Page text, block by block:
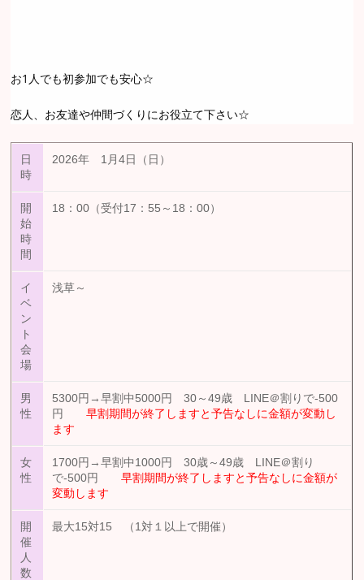
お1人でも初参加でも安心☆
恋人、お友達や仲間づくりにお役立て下さい☆
日
時
2026年 1月4日（日）
開
始
時
間
18：00（受付17：55～18：00）
イ
ベ
ン
ト
会
場
浅草～
男
性
5300円→早割中5000円 30～49歳 LINE＠割りで-500
円早割期間が終了しますと予告なしに金額が変動し
ます
女
性
1700円→早割中1000円 30歳～49歳 LINE＠割り
で-500円早割期間が終了しますと予告なしに金額が
変動します
開
催
人
数
最大15対15 （1対１以上で開催）